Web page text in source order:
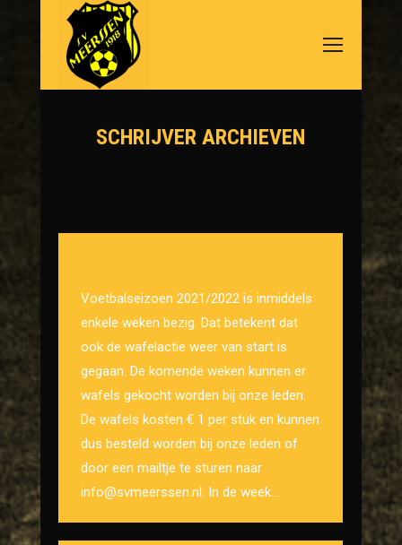
SCHRIJVER ARCHIEVEN
Voetbalseizoen 2021/2022 is inmiddels
enkele weken bezig. Dat betekent dat
ook de wafelactie weer van start is
gegaan. De komende weken kunnen er
wafels gekocht worden bij onze leden.
De wafels kosten € 1 per stuk en kunnen
dus besteld worden bij onze leden of
door een mailtje te sturen naar
info@svmeerssen.nl. In de week…